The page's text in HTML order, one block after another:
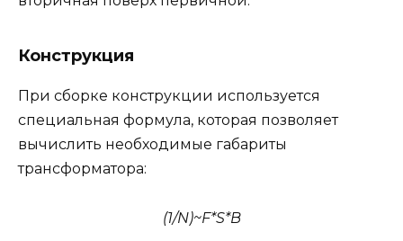
Конструкция
При сборке конструкции используется
специальная формула, которая позволяет
вычислить необходимые габариты
трансформатора:
(1/N)~F*S*B